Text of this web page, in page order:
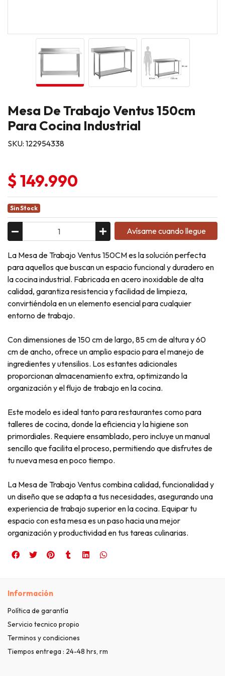
Mesa De Trabajo Ventus 150cm
Para Cocina Industrial
SKU: 122954338
$ 149.990
Sin Stock
Avísame cuando llegue
La Mesa de Trabajo Ventus 150CM es la solución perfecta
para aquellos que buscan un espacio funcional y duradero en
la cocina industrial. Fabricada en acero inoxidable de alta
calidad, garantiza resistencia y facilidad de limpieza,
convirtiéndola en un elemento esencial para cualquier
entorno de trabajo.
Con dimensiones de 150 cm de largo, 85 cm de altura y 60
cm de ancho, ofrece un amplio espacio para el manejo de
ingredientes y utensilios. Los estantes adicionales
proporcionan almacenamiento extra, optimizando la
organización y el flujo de trabajo en la cocina.
Este modelo es ideal tanto para restaurantes como para
talleres de cocina, donde la eficiencia y la higiene son
primordiales. Requiere ensamblado, pero incluye un manual
sencillo que facilita el proceso, permitiendo que disfrutes de
tu nueva mesa en poco tiempo.
La Mesa de Trabajo Ventus combina calidad, funcionalidad y
un diseño que se adapta a tus necesidades, asegurando una
experiencia de trabajo superior en la cocina. Equipar tu
espacio con esta mesa es un paso hacia una mejor
organización y productividad en tus tareas culinarias.
Información
Política de garantía
Servicio tecnico propio
Terminos y condiciones
Tiempos entrega : 24-48 hrs, rm